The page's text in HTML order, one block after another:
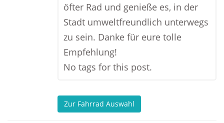
öfter Rad und genieße es, in der
Stadt umweltfreundlich unterwegs
zu sein. Danke für eure tolle
Empfehlung!
No tags for this post.
Zur Fahrrad Auswahl